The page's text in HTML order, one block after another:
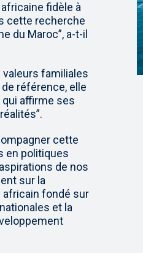
fidèle à
cette recherche
du Maroc”, a-t-il
valeurs familiales
référence, elle
qui affirme ses
cette
en politiques
de nos
sur la
africain fondé sur
et la